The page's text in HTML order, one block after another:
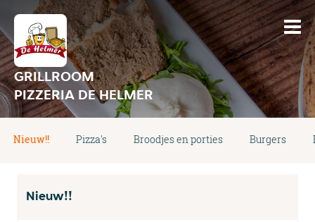
GRILLROOM
PIZZERIA DE HELMER
Nieuw!! Pizza's Broodjes en porties Burgers
Nieuw!!